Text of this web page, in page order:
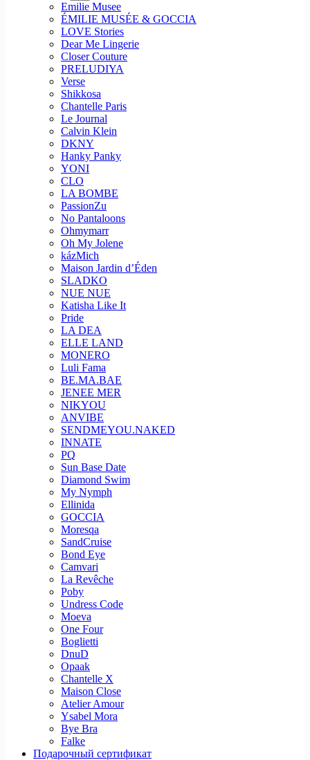
Emilie Musee
ÉMILIE MUSÉE & GOCCIA
LOVE Stories
Dear Me Lingerie
Closer Couture
PRELUDIYA
Verse
Shikkosa
Chantelle Paris
Le Journal
Calvin Klein
DKNY
Hanky Panky
YONI
CLO
LA BOMBE
PassionZu
No Pantaloons
Ohmymarr
Oh My Jolene
kázMich
Maison Jardin d’Éden
SLADKO
NUE NUE
Katisha Like It
Pride
LA DEA
ELLE LAND
MONERO
Luli Fama
BE.MA.BAE
JENEE MER
NIKYOU
ANVIBE
SENDMEYOU.NAKED
INNATE
PQ
Sun Base Date
Diamond Swim
My Nymph
Ellinida
GOCCIA
Moresqa
SandCruise
Bond Eye
Camvari
La Revêche
Poby
Undress Code
Moeva
One Four
Boglietti
DnuD
Opaak
Chantelle X
Maison Close
Atelier Amour
Ysabel Mora
Bye Bra
Falke
Подарочный сертификат